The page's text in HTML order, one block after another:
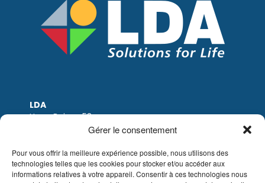
Gérer le consentement
Pour vous offrir la meilleure expérience possible, nous utilisons des
technologies telles que les cookies pour stocker et/ou accéder aux
informations relatives à votre appareil. Consentir à ces technologies nous
LDA
Hoge Buizen 53
TVA: BE0405.895.609
IBAN: KBC / BE51 7340 2410 9862